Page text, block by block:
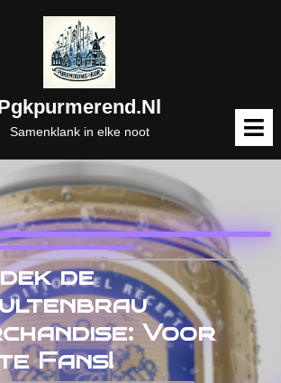
Samenklank in elke noot
de
Voor
Fans!